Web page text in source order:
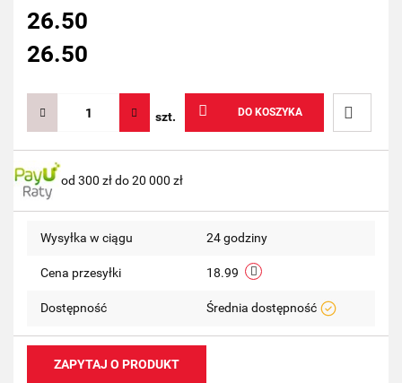
26.50
26.50
szt. DO KOSZYKA
Do
od 300 zł do 20 000 zł
Wysyłka w ciągu 24 godziny
Cena przesyłki 18.99
Dostępność Średnia dostępność
ZAPYTAJ O PRODUKT